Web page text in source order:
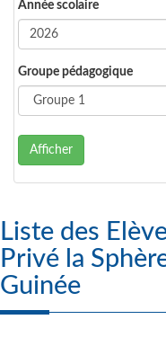
Année scolaire
Groupe pédagogique
Afficher
Liste des Elèves : Groupe
Privé la
Guinée